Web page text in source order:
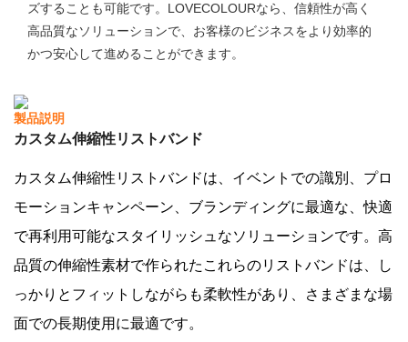
ズすることも可能です。LOVECOLOURなら、信頼性が高く
高品質なソリューションで、お客様のビジネスをより効率的
かつ安心して進めることができます。
製品説明
カスタム伸縮性リストバンド
カスタム伸縮性リストバンドは、イベントでの識別、プロ
モーションキャンペーン、ブランディングに最適な、快適
で再利用可能なスタイリッシュなソリューションです。高
品質の伸縮性素材で作られたこれらのリストバンドは、し
っかりとフィットしながらも柔軟性があり、さまざまな場
面での長期使用に最適です。